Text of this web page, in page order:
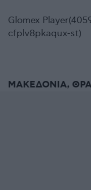
Glomex
cfplv8pkaqux-st)
ΜΑΚΕΔΟΝΙΑ,